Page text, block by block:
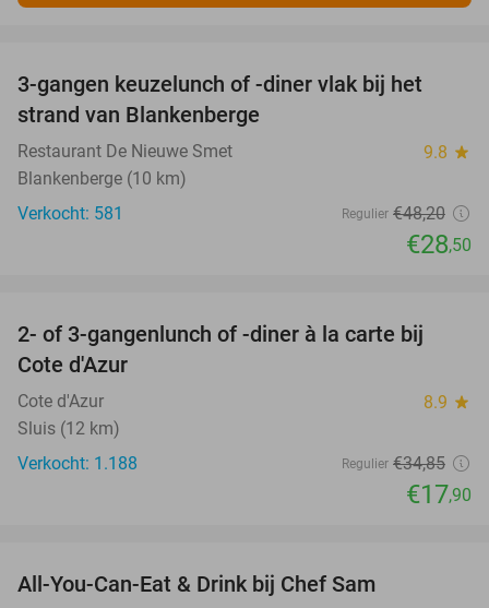
3-gangen keuzelunch of -diner vlak bij het
strand van Blankenberge
Restaurant De Nieuwe Smet 9.8 star
Blankenberge (10 km)
Verkocht: 581
Regulier €48,20
€28,50
49%
2- of 3-gangenlunch of -diner à la carte bij
Cote d'Azur
Cote d'Azur 8.9 star
Sluis (12 km)
Verkocht: 1.188
Regulier €34,85
€17,90
All-You-Can-Eat & Drink bij Chef Sam